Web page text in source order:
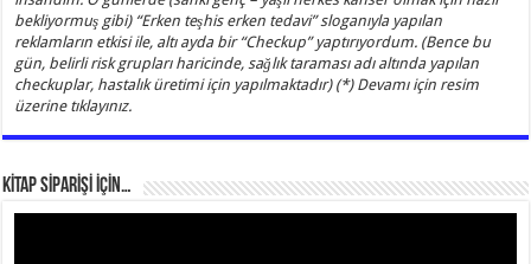
bekliyormuş gibi) “Erken teşhis erken tedavi” sloganıyla yapılan
reklamların etkisi ile, altı ayda bir “Checkup” yaptırıyordum. (Bence bu
gün, belirli risk grupları haricinde, sağlık taraması adı altında yapılan
checkuplar, hastalık üretimi için yapılmaktadır) (*) Devamı için resim
üzerine tıklayınız.
KİTAP SİPARİŞİ İÇİN…